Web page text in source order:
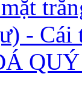
- Cái
QUÝ